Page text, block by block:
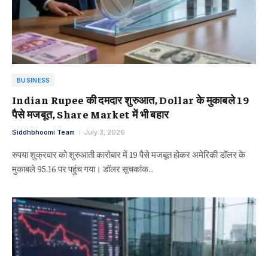
BUSINESS
Indian Rupee की दमदार शुरुआत, Dollar के मुकाबले 19
पैसे मजबूत, Share Market में भी बहार
Siddhbhoomi Team July 3, 2026
रुपया शुक्रवार को शुरुआती कारोबार में 19 पैसे मजबूत होकर अमेरिकी डॉलर के
मुकाबले 95.16 पर पहुंच गया। डॉलर सूचकांक…